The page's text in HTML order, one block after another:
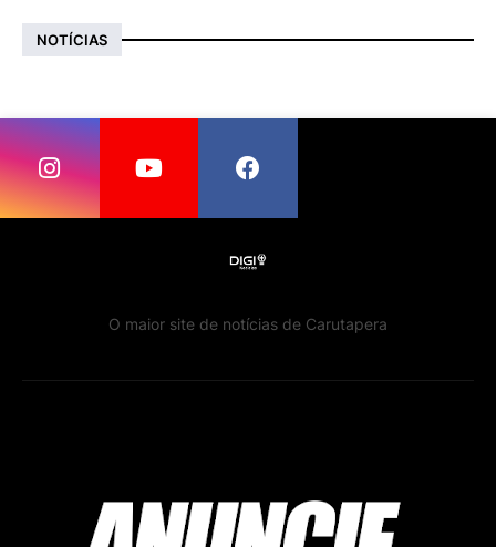
NOTÍCIAS
O maior site de notícias de Carutapera